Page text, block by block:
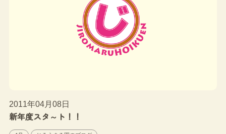
2011年04月08日
新年度スタ～ト！！